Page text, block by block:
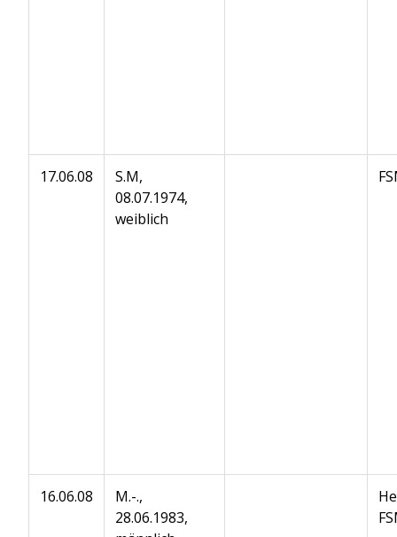
17.06.08
S.M,
08.07.1974,
weiblich
16.06.08
M.-.,
28.06.1983,